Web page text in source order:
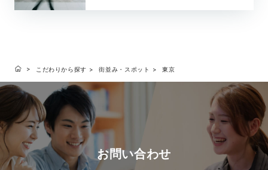
こだわりから探す 街並み・スポット 東京
お問い合わせ